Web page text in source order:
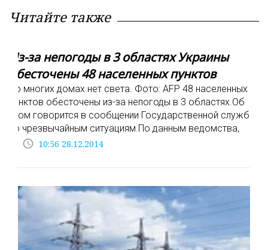
Читайте также
Из-за непогоды в 3 областях Украины
обесточены 48 населенных пунктов
Во многих домах нет света. Фото: AFP 48 населенных
пунктов обесточены из-за непогоды в 3 областях.Об
этом говорится в сообщении Государственной службы
по чрезвычайным ситуациям.По данным ведомства,
access_time 10:56 28.12.2014